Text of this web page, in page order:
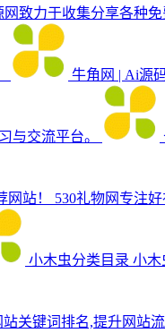
致力于收集分享各种
牛角网 | Ai源
与交流平台。
站！ 530礼物网专注
小木虫分类目录 小木
关键词排名,提升网站